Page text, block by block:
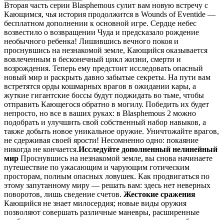
Вторая часть серии Blasphemous сулит вам новую встречу с
Кающимся, чья история продолжится в Wounds of Eventide —
бесплатном дополнении к основной игре. Сердце небес
возвестило о возвращении Чуда и предсказало рождение
необычного ребенка! Лишившись вечного покоя и
проснувшись на незнакомой земле, Кающийся оказывается
вовлеченным в бесконечный цикл жизни, смерти и
возрождения. Теперь ему предстоит исследовать опасный
новый мир и раскрыть давно забытые секреты. На пути вам
встретятся орды кошмарных врагов в ожидании кары, а
жуткие гигантские боссы будут поджидать во тьме, чтобы
отправить Кающегося обратно в могилу. Победить их будет
непросто, но все в ваших руках: в Blasphemous 2 можно
подобрать и улучшить свой собственный набор навыков, а
также добыть новое уникальное оружие. Уничтожайте врагов,
не сдерживая своей ярости! Несомненно одно: покаяние
никогда не кончается.Исследуйте дополненный нелинейный
мир Проснувшись на незнакомой земле, вы снова начинаете
путешествие по ужасающим и чарующим готическим
просторам, полным опасных ловушек. Как продвигаться по
этому запутанному миру — решать вам: здесь нет неверных
поворотов, лишь сведение счетов. Жестокие сражения
Кающийся не знает милосердия; новые виды оружия
позволяют совершать различные маневры, расширенные